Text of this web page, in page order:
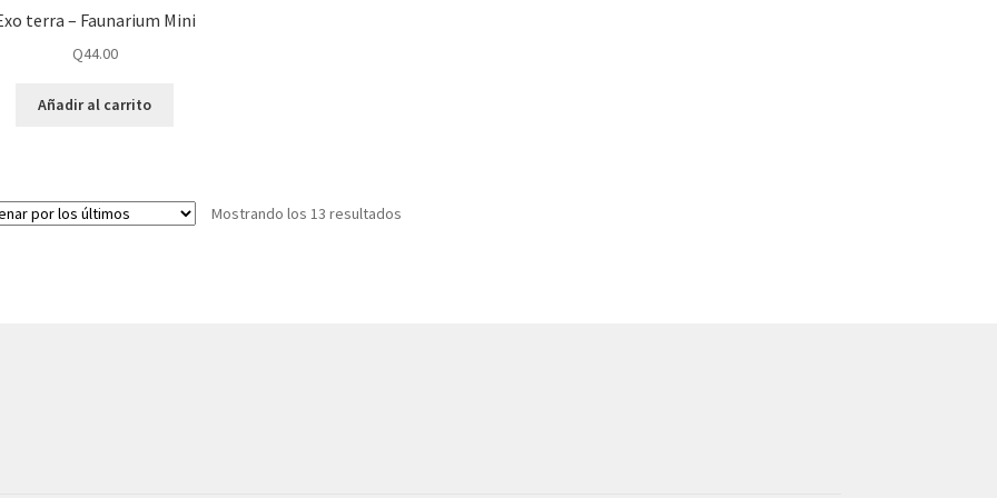
terra – Faunarium Mini
Q44.00
Añadir al carrito
Mostrando los 13 resultados